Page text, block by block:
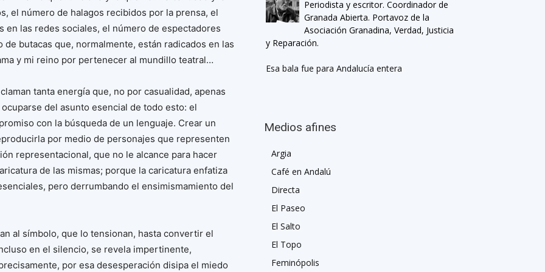
el número de halagos recibidos por la prensa, el
las redes sociales, el número de espectadores
butacas que, normalmente, están radicados en las
y mi reino por pertenecer al mundillo teatral…
tanta energía que, no por casualidad, apenas
del asunto esencial de todo esto: el
con la búsqueda de un lenguaje. Crear un
por medio de personajes que representen
representacional, que no le alcance para hacer
de las mismas; porque la caricatura enfatiza
pero derrumbando el ensimismamiento del
al símbolo, que lo tensionan, hasta convertir el
en el silencio, se revela impertinente,
por esa desesperación disipa el miedo
Periodista y escritor. Coordinador de
Granada Abierta. Portavoz de la
Asociación Granadina, Verdad, Justicia
y Reparación.
Esa bala fue para Andalucía entera
Medios afines
Argia
Café en Andalú
Directa
El Paseo
El Salto
El Topo
Feminópolis